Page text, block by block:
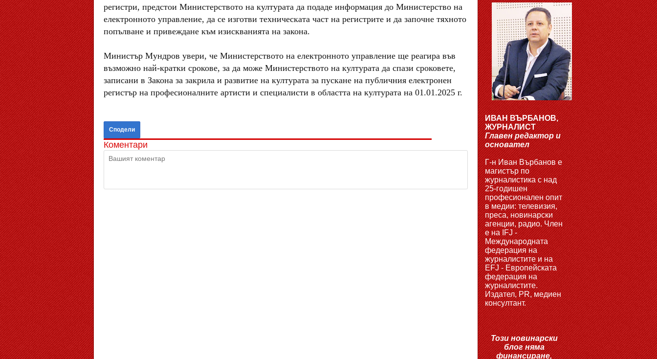
регистри, предстои Министерството на културата да подаде информация до Mинистерство на
електронното управление, да се изготви техническата част на регистрите и да започне тяхното
попълване и привеждане към изискванията на закона.
Министър Мундров увери, че Министерството на електронното управление ще реагира във
възможно най-кратки срокове, за да може Министерството на културата да спази сроковете,
записани в Закона за закрила и развитие на културата за пускане на публичния електронен
регистър на професионалните артисти и специалисти в областта на културата на 01.01.2025 г.
Сподели
Коментари
ИВАН ВЪРБАНОВ,
ЖУРНАЛИСТ
Главен редактор и
основател
Г-н Иван Върбанов е
магистър по
журналистика с над
25-годишен
професионален опит
в медии: телевизия,
преса, новинарски
агенции, радио. Член
е на IFJ -
Международната
федерация на
журналистите и на
EFJ - Европейската
федерация на
журналистите.
Издател, PR, медиен
консултант.
Този новинарски
блог няма
финансиране,